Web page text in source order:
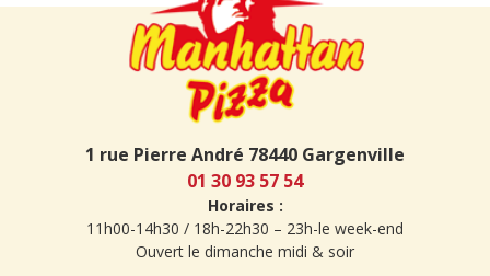
1 rue Pierre André 78440 Gargenville
01 30 93 57 54
Horaires :
11h00-14h30 / 18h-22h30 – 23h-le week-end
Ouvert le dimanche midi & soir